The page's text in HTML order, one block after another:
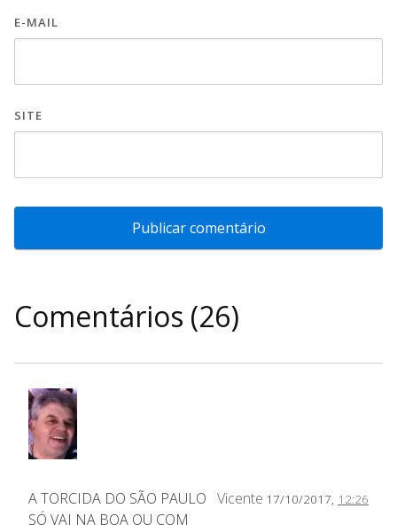
E-MAIL
SITE
Comentários (26)
Vicente 17/10/2017, 12:26
A TORCIDA DO SÃO PAULO
SÓ VAI NA BOA OU COM